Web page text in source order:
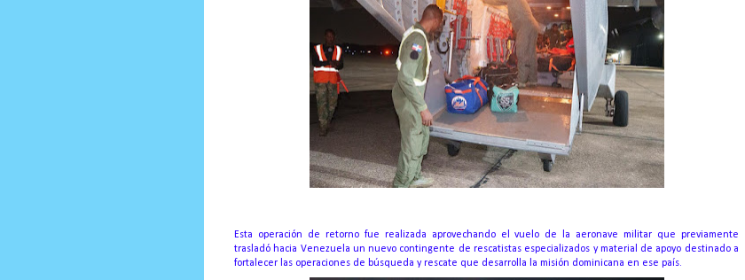
Esta operación de retorno fue realizada aprovechando el vuelo de la aeronave militar que previamente
trasladó hacia Venezuela un nuevo contingente de rescatistas especializados y material de apoyo destinado a
fortalecer las operaciones de búsqueda y rescate que desarrolla la misión dominicana en ese país.